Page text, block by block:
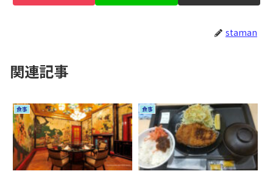
staman
関連記事
食事 食事